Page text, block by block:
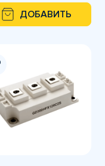
ДОБАВИТЬ